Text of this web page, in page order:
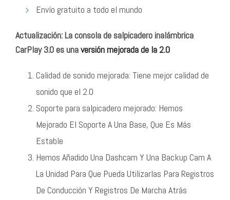
Envío gratuito a todo el mundo
Actualización: La consola de salpicadero inalámbrica
CarPlay 3.0 es unaversión mejorada de la 2.0
Calidad de sonido mejorada: Tiene mejor calidad de
sonido que el 2.0
Soporte para salpicadero mejorado: Hemos
Mejorado El Soporte A Una Base, Que Es Más
Estable
Hemos Añadido Una Dashcam Y Una Backup Cam A
La Unidad Para Que Pueda Utilizarlas Para Registros
De Conducción Y Registros De Marcha Atrás